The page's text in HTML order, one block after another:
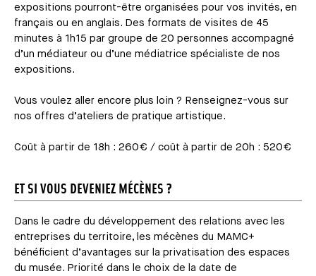
expositions pourront-être organisées pour vos invités, en
français ou en anglais. Des formats de visites de 45
minutes à 1h15 par groupe de 20 personnes accompagné
d’un médiateur ou d’une médiatrice spécialiste de nos
expositions.
Vous voulez aller encore plus loin ? Renseignez-vous sur
nos offres d’ateliers de pratique artistique.
Coût à partir de 18h : 260€ / coût à partir de 20h : 520€
ET SI VOUS DEVENIEZ MÉCÈNES ?
Dans le cadre du développement des relations avec les
entreprises du territoire, les mécènes du MAMC+
bénéficient d’avantages sur la privatisation des espaces
du musée. Priorité dans le choix de la date de